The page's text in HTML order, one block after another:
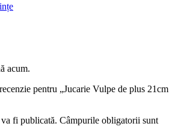
acum.
pentru „Jucarie Vulpe de plus 21cm
fi publicată. Câmpurile obligatorii sunt